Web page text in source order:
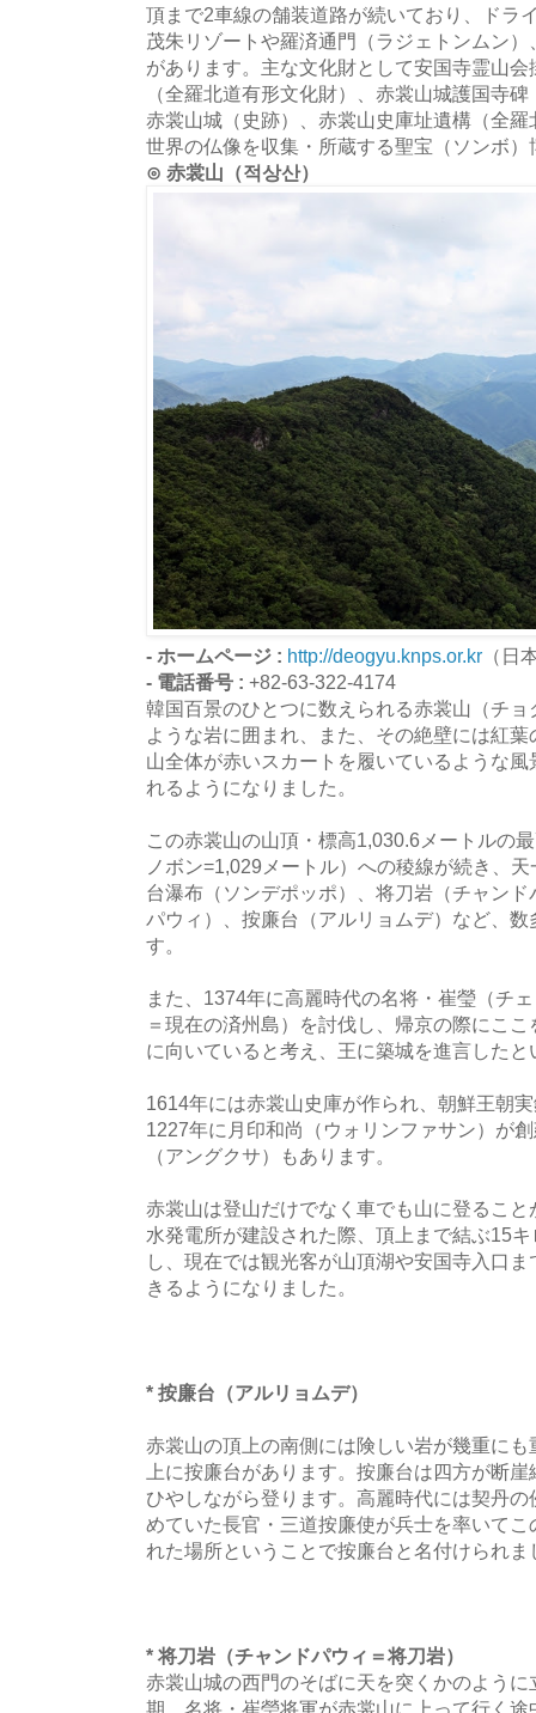
頂まで2車線の舗装道路が続いており、ドラ
茂朱リゾートや羅済通門（ラジェトンムン
があります。主な文化財として安国寺霊山
（全羅北道有形文化財）、赤裳山城護国寺
赤裳山城（史跡）、赤裳山史庫址遺構（全
世界の仏像を収集・所蔵する聖宝（ソンボ
⊙ 赤裳山（적상산）
- ホームページ : http://deogyu.knps.or.kr （日
- 電話番号 : +82-63-322-4174
韓国百景のひとつに数えられる赤裳山（チ
ような岩に囲まれ、また、その絶壁には紅
山全体が赤いスカートを履いているような
れるようになりました。
この赤裳山の山頂・標高1,030.6メートルの
ノボン=1,029メートル）への稜線が続き、
台瀑布（ソンデポッポ）、将刀岩（チャン
パウィ）、按廉台（アルリョムデ）など、
す。
また、1374年に高麗時代の名将・崔瑩（チ
＝現在の済州島）を討伐し、帰京の際にこ
に向いていると考え、王に築城を進言した
1614年には赤裳山史庫が作られ、朝鮮王朝
1227年に月印和尚（ウォリンファサン）が
（アングクサ）もあります。
赤裳山は登山だけでなく車でも山に登るこ
水発電所が建設された際、頂上まで結ぶ15
し、現在では観光客が山頂湖や安国寺入口
きるようになりました。
* 按廉台（アルリョムデ）
赤裳山の頂上の南側には険しい岩が幾重に
上に按廉台があります。按廉台は四方が断
ひやしながら登ります。高麗時代には契丹
めていた長官・三道按廉使が兵士を率いて
れた場所ということで按廉台と名付けられま
* 将刀岩（チャンドパウィ＝将刀岩）
赤裳山城の西門のそばに天を突くかのよう
期、名将・崔瑩将軍が赤裳山に上って行く